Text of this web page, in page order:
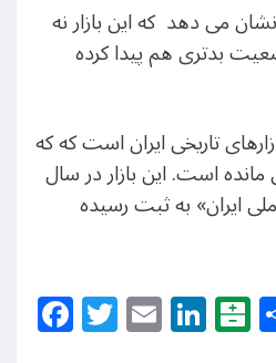
می دهد که این بازار نه
بدتری هم پیدا کرده
تاریخی ایران است که که
مانده است. این بازار در سال
ملی ایران» به ثبت رسیده
Facebook
Twitter
Email